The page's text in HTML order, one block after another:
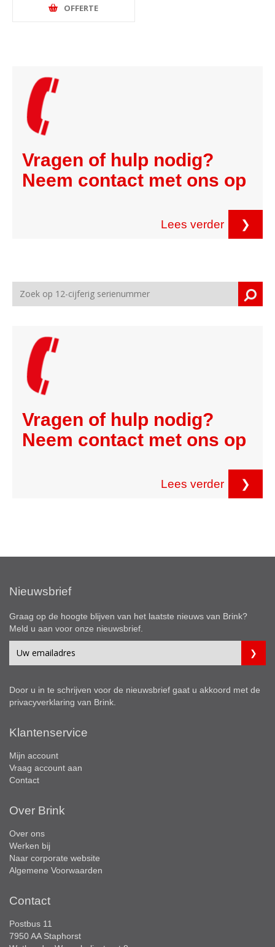
OFFERTE
Vragen of hulp nodig?
Neem contact met ons op
Lees verder ❯
Vragen of hulp nodig?
Neem contact met ons op
Lees verder ❯
Nieuwsbrief
Graag op de hoogte blijven van het laatste nieuws van Brink?
Meld u aan voor onze nieuwsbrief.
Door u in te schrijven voor de nieuwsbrief gaat u akkoord met de
privacyverklaring van Brink.
Klantenservice
Mijn account
Vraag account aan
Contact
Over Brink
Over ons
Werken bij
Naar corporate website
Algemene Voorwaarden
Contact
Postbus 11
7950 AA Staphorst